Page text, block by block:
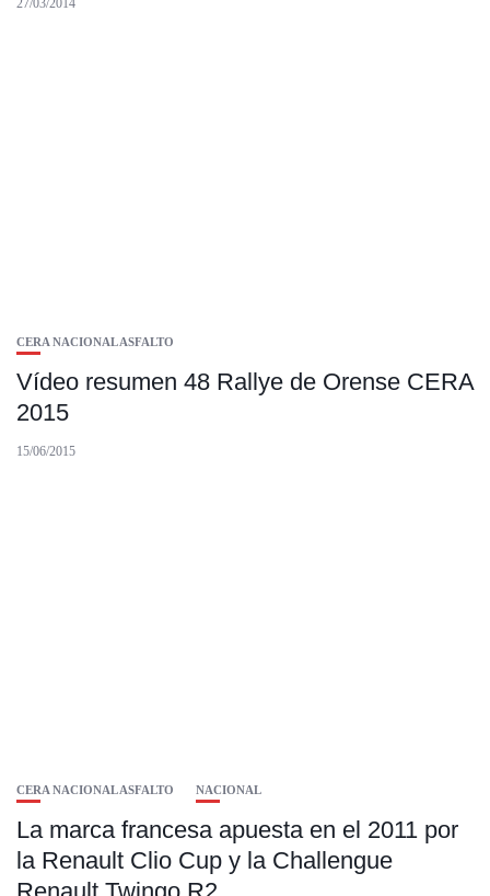
27/03/2014
CERA NACIONAL ASFALTO
Vídeo resumen 48 Rallye de Orense CERA
2015
15/06/2015
CERA NACIONAL ASFALTO NACIONAL
La marca francesa apuesta en el 2011 por
la Renault Clio Cup y la Challengue